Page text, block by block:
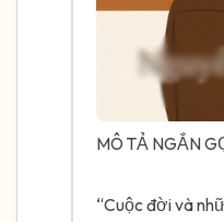
MÔ TẢ NGẮN
“Cuộc đời và